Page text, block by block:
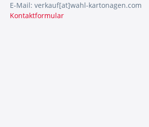
E-Mail: verkauf[at]wahl-kartonagen.com
Kontaktformular